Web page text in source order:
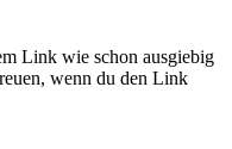
Link wie schon ausgiebig
wenn du den Link